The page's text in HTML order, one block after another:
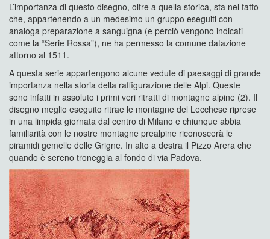
L’importanza di questo disegno, oltre a quella storica, sta nel fatto
che, appartenendo a un medesimo un gruppo eseguiti con
analoga preparazione a sanguigna (e perciò vengono indicati
come la “Serie Rossa”), ne ha permesso la comune datazione
attorno al 1511.
A questa serie appartengono alcune vedute di paesaggi di grande
importanza nella storia della raffigurazione delle Alpi. Queste
sono infatti in assoluto i primi veri ritratti di montagne alpine (2). Il
disegno meglio eseguito ritrae le montagne del Lecchese riprese
in una limpida giornata dal centro di Milano e chiunque abbia
familiarità con le nostre montagne prealpine riconoscerà le
piramidi gemelle delle Grigne. In alto a destra il Pizzo Arera che
quando è sereno troneggia al fondo di via Padova.